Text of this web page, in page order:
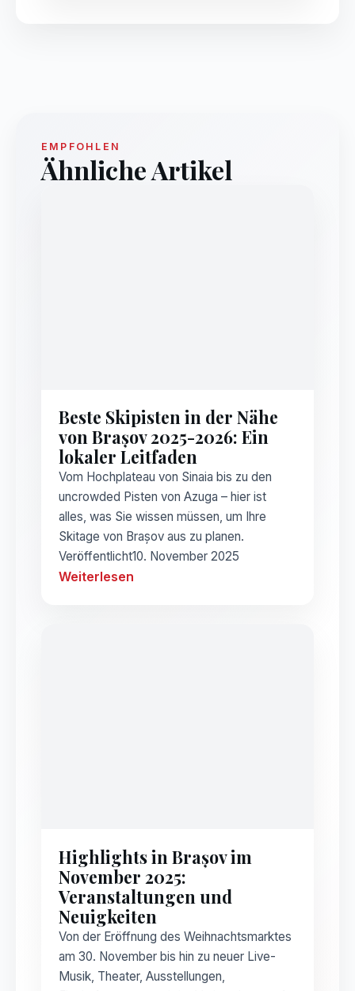
EMPFOHLEN
Ähnliche Artikel
Beste Skipisten in der Nähe
von Brașov 2025-2026: Ein
lokaler Leitfaden
Vom Hochplateau von Sinaia bis zu den
uncrowded Pisten von Azuga – hier ist
alles, was Sie wissen müssen, um Ihre
Skitage von Brașov aus zu planen.
Veröffentlicht10. November 2025
Weiterlesen
Highlights in Brașov im
November 2025:
Veranstaltungen und
Neuigkeiten
Von der Eröffnung des Weihnachtsmarktes
am 30. November bis hin zu neuer Live-
Musik, Theater, Ausstellungen,